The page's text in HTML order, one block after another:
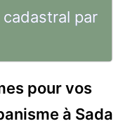
par
pour vos
à Sada